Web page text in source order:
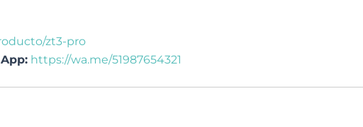
zt3-pro
https://wa.me/51987654321